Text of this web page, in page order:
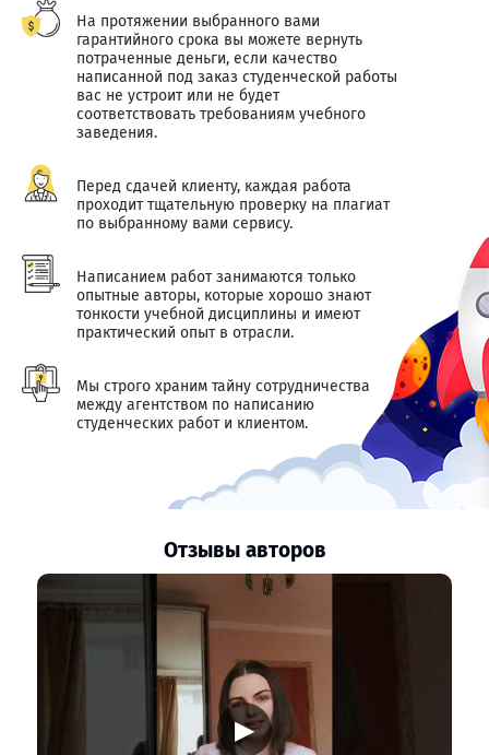
На протяжении выбранного вами
гарантийного срока вы можете вернуть
потраченные деньги, если качество
написанной под заказ студенческой работы
вас не устроит или не будет
соответствовать требованиям учебного
заведения.
Перед сдачей клиенту, каждая работа
проходит тщательную проверку на плагиат
по выбранному вами сервису.
Написанием работ занимаются только
опытные авторы, которые хорошо знают
тонкости учебной дисциплины и имеют
практический опыт в отрасли.
Мы строго храним тайну сотрудничества
между агентством по написанию
студенческих работ и клиентом.
Отзывы авторов
▶